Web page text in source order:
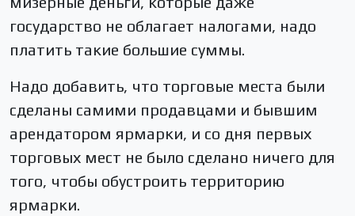
государство не облагает налогами, надо
платить такие большие суммы.
Надо добавить, что торговые места были
сделаны самими продавцами и бывшим
арендатором ярмарки, и со дня первых
торговых мест не было сделано ничего для
того, чтобы обустроить территорию
ярмарки.